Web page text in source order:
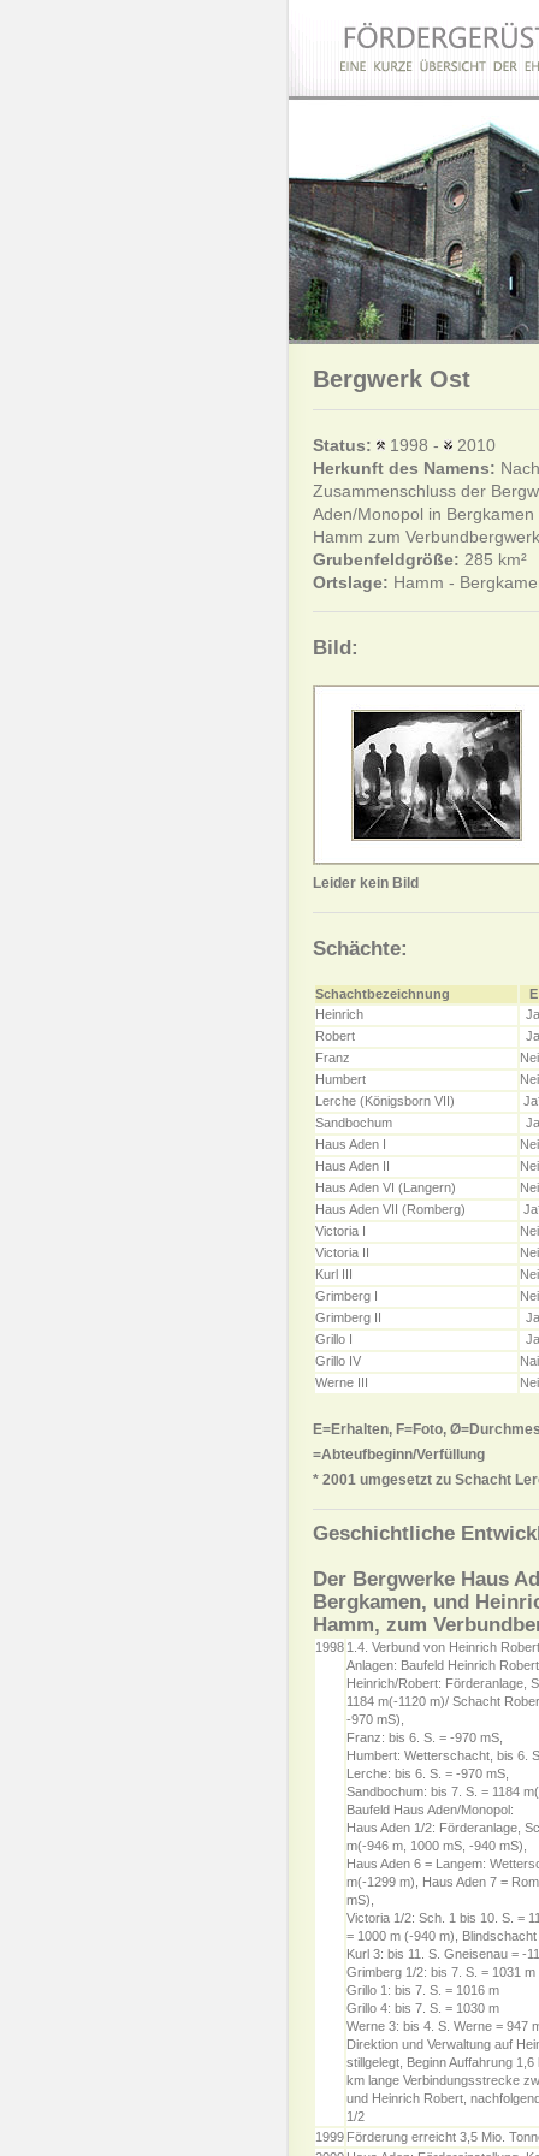
Bergwerk Ost
Status: 1998 -
2010
Herkunft des Namens:
Zusammenschluss der
Aden/Monopol in
Hamm zum
Grubenfeldgröße: 285 km²
Ortslage: Hamm -
Bild:
Leider kein Bild
Schächte:
Schachtbezeichnung
E
Heinrich
Ja
Robert
Ja
Franz
Humbert
Lerche (Königsborn VII)
Sandbochum
Ja
Haus Aden I
Haus Aden II
Haus Aden VI (Langern)
Haus Aden VII (Romberg)
Victoria I
Victoria II
Kurl III
Grimberg I
Grimberg II
Ja
Grillo I
Ja
Grillo IV
Werne III
E=Erhalten, F=Foto,
=Abteufbeginn/Verfüllung
* 2001 umgesetzt zu Schacht
Geschichtliche
Der Bergwerke Haus
Bergkamen, und
Hamm, zum
1998 1.4. Verbund von Heinrich
Anlagen: Baufeld Heinrich
Heinrich/Robert: Förderanlage,
1184 m(-1120 m)/ Schacht
-970 mS),
Franz: bis 6. S. = -970 mS,
Humbert: Wetterschacht, bis 6.
Lerche: bis 6. S. = -970 mS,
Sandbochum: bis 7. S. = 1184
Baufeld Haus Aden/Monopol:
Haus Aden 1/2: Förderanlage,
m(-946 m, 1000 mS, -940 mS),
Haus Aden 6 = Langem:
m(-1299 m), Haus Aden 7 =
mS),
Victoria 1/2: Sch. 1 bis 10. S. =
= 1000 m (-940 m),
Kurl 3: bis 11. S. Gneisenau = -
Grimberg 1/2: bis 7. S. = 1031 m
Grillo 1: bis 7. S. = 1016 m
Grillo 4: bis 7. S. = 1030 m
Werne 3: bis 4. S. Werne = 947
Direktion und Verwaltung auf
stillgelegt, Beginn Auffahrung
km lange Verbindungsstrecke
und Heinrich Robert,
1/2
1999 Förderung erreicht 3,5 Mio.